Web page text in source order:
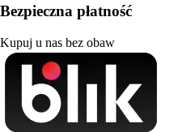
Bezpieczna płatność
Kupuj u nas bez obaw